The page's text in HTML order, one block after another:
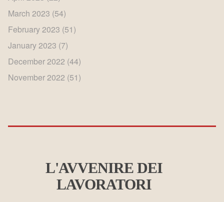
March 2023 (54)
February 2023 (51)
January 2023 (7)
December 2022 (44)
November 2022 (51)
L'AVVENIRE DEI
LAVORATORI